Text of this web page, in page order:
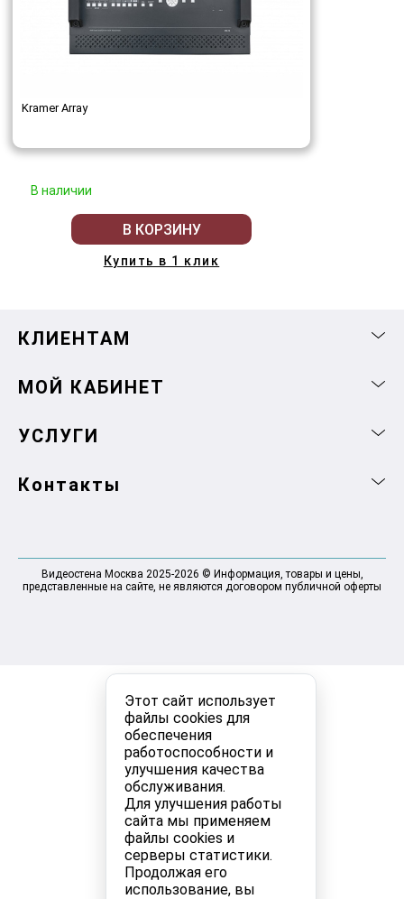
Этот сайт использует
файлы cookies для
обеспечения
работоспособности и
улучшения качества
обслуживания.
Для улучшения работы
сайта мы применяем
файлы cookies и
серверы статистики.
Продолжая его
использование, вы
Kramer Array
В наличии
В КОРЗИНУ
Купить в 1 клик
КЛИЕНТАМ
МОЙ КАБИНЕТ
УСЛУГИ
Контакты
Видеостена Москва 2025-2026 © Информация, товары и цены,
представленные на сайте, не являются договором публичной оферты